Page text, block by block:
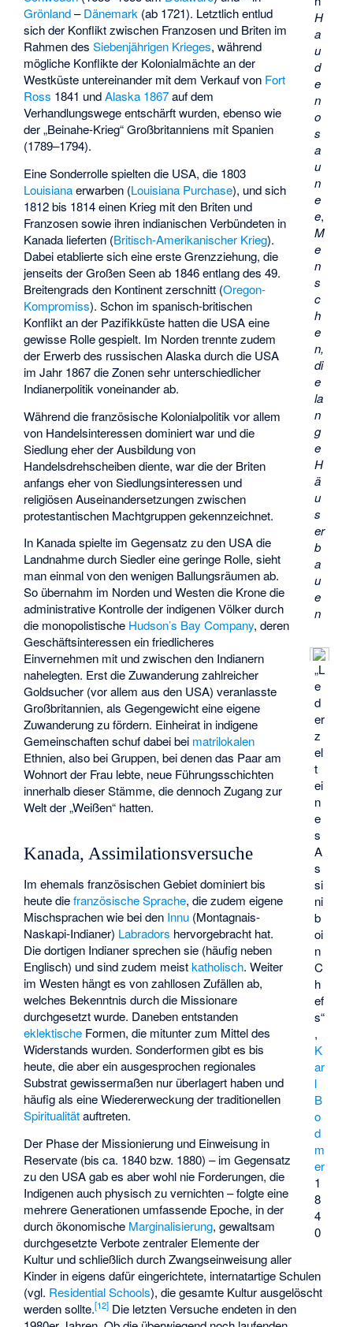
H
a
u
d
e
n
o
s
a
u
n
e
e,
M
e
n
s
c
h
e
n,
di
e
la
n
g
e
H
ä
u
s
er
b
a
u
e
n
„L
e
d
er
z
el
t
ei
n
e
s
A
s
si
ni
b
oi
n
C
h
ef
s“
,
K
ar
l
B
o
d
m
er
1
8
4
0
Grönland–Dänemark (ab 1721). Letztlich entlud
sich der Konflikt zwischen Franzosen und Briten im
Rahmen desSiebenjährigen Krieges, während
mögliche Konflikte der Kolonialmächte an der
Westküste untereinander mit dem Verkauf von Fort
Ross 1841 undAlaska 1867auf dem
Verhandlungswege entschärft wurden, ebenso wie
der„Beinahe-Krieg“Großbritanniens mit Spanien
(1789–1794).
Eine Sonderrolle spielten die USA, die 1803
Louisianaerwarben (Louisiana Purchase), und sich
1812 bis 1814 einen Krieg mit den Briten und
Franzosen sowie ihren indianischen Verbündeten in
Kanada lieferten (Britisch-Amerikanischer Krieg).
Dabei etablierte sich eine erste Grenzziehung, die
jenseits der Großen Seen ab 1846 entlang des 49.
Breitengrads den Kontinent zerschnitt (Oregon-
Kompromiss). Schon im spanisch-britischen
Konflikt an der Pazifikküste hatten die USA eine
gewisse Rolle gespielt. Im Norden trennte zudem
der Erwerb des russischen Alaska durch die USA
im Jahr 1867 die Zonen sehr unterschiedlicher
Indianerpolitik voneinander ab.
Während die französische Kolonialpolitik vor allem
von Handelsinteressen dominiert war und die
Siedlung eher der Ausbildung von
Handelsdrehscheiben diente, war die der Briten
anfangs eher von Siedlungsinteressen und
religiösen Auseinandersetzungen zwischen
protestantischen Machtgruppen gekennzeichnet.
In Kanada spielte im Gegensatz zu den USA die
Landnahme durch Siedler eine geringe Rolle, sieht
man einmal von den wenigen Ballungsräumen ab.
So übernahm im Norden und Westen die Krone die
administrative Kontrolle der indigenen Völker durch
die monopolistische Hudson’s Bay Company, deren
Geschäftsinteressen ein friedlicheres
Einvernehmen mit und zwischen den Indianern
nahelegten. Erst die Zuwanderung zahlreicher
Goldsucher (vor allem aus den USA) veranlasste
Großbritannien, als Gegengewicht eine eigene
Zuwanderung zu fördern. Einheirat in indigene
Gemeinschaften schuf dabei bei matrilokalen
Ethnien, also bei Gruppen, bei denen das Paar am
Wohnort der Frau lebte, neue Führungsschichten
innerhalb dieser Stämme, die dennoch Zugang zur
Welt der „Weißen“ hatten.
Kanada, Assimilationsversuche
Im ehemals französischen Gebiet dominiert bis
heute diefranzösische Sprache, die zudem eigene
Mischsprachen wie bei den Innu (Montagnais-
Naskapi-Indianer) Labradors hervorgebracht hat.
Die dortigen Indianer sprechen sie (häufig neben
Englisch) und sind zudem meistkatholisch. Weiter
im Westen hängt es von zahllosen Zufällen ab,
welches Bekenntnis durch die Missionare
durchgesetzt wurde. Daneben entstanden
eklektische Formen, die mitunter zum Mittel des
Widerstands wurden. Sonderformen gibt es bis
heute, die aber ein ausgesprochen regionales
Substrat gewissermaßen nur überlagert haben und
häufig als eine Wiedererweckung der traditionellen
Spiritualitätauftreten.
Der Phase der Missionierung und Einweisung in
Reservate (bis ca. 1840 bzw. 1880) – im Gegensatz
zu den USA gab es aber wohl nie Forderungen, die
Indigenen auch physisch zu vernichten – folgte eine
mehrere Generationen umfassende Epoche, in der
durch ökonomische Marginalisierung, gewaltsam
durchgesetzte Verbote zentraler Elemente der
Kultur und schließlich durch Zwangseinweisung aller
Kinder in eigens dafür eingerichtete, internatartige Schulen
(vgl. Residential Schools), die gesamte Kultur ausgelöscht
werden sollte.[12] Die letzten Versuche endeten in den